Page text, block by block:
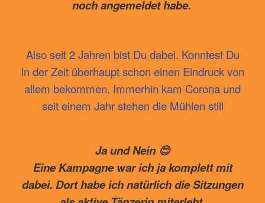
noch angemeldet habe.
Also seit 2 Jahren bist Du dabei. Konntest Du
in der Zeit überhaupt schon einen Eindruck von
allem bekommen. Immerhin kam Corona und
seit einem Jahr stehen die Mühlen still
Ja und Nein 😊
Eine Kampagne war ich ja komplett mit
dabei. Dort habe ich natürlich die Sitzungen